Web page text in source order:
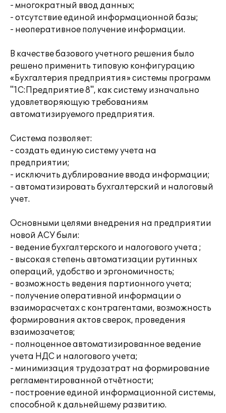
- многократный ввод данных;
- отсутствие единой информационной базы;
- неоперативное получение информации.
В качестве базового учетного решения было
решено применить типовую конфигурацию
«Бухгалтерия предприятия» системы программ
"1С:Предприятие 8", как систему изначально
удовлетворяющую требованиям
автоматизируемого предприятия.
Система позволяет:
- создать единую систему учета на
предприятии;
- исключить дублирование ввода информации;
- автоматизировать бухгалтерский и налоговый
учет.
Основными целями внедрения на предприятии
новой АСУ были:
- ведение бухгалтерского и налогового учета ;
- высокая степень автоматизации рутинных
операций, удобство и эргономичность;
- возможность ведения партионного учета;
- получение оперативной информации о
взаиморасчетах с контрагентами, возможность
формирования актов сверок, проведения
взаимозачетов;
- полноценное автоматизированное ведение
учета НДС и налогового учета;
- минимизация трудозатрат на формирование
регламентированной отчётности;
- построение единой информационной системы,
способной к дальнейшему развитию.